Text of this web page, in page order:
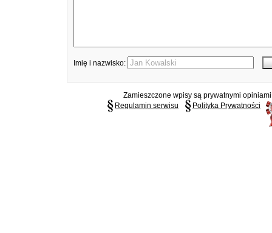
Imię i nazwisko:
Zamieszczone wpisy są prywatnymi
Regulamin serwisu
Polityka Prywatności